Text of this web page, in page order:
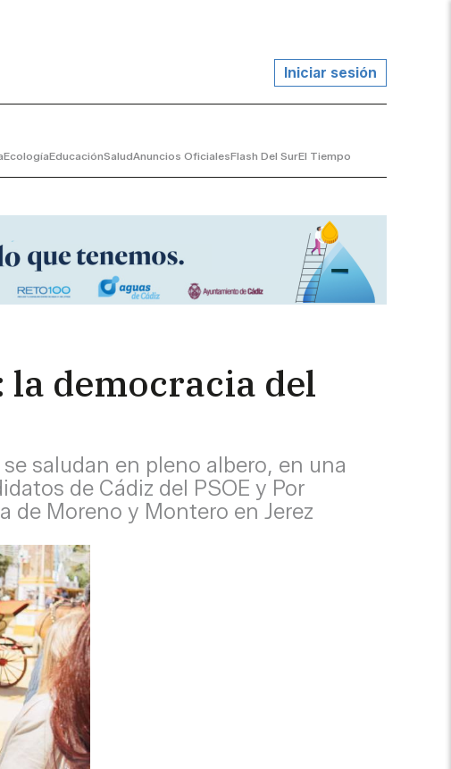
Iniciar sesión
EcologíaEducaciónSaludAnuncios OficialesFlash Del SurEl Tiempo
la democracia del
saludan en pleno albero, en una
de Cádiz del PSOE y Por
de Moreno y Montero en Jerez